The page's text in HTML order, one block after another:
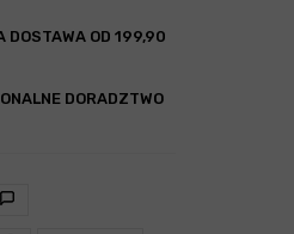
DOSTAWA OD 199,90
DORADZTWO